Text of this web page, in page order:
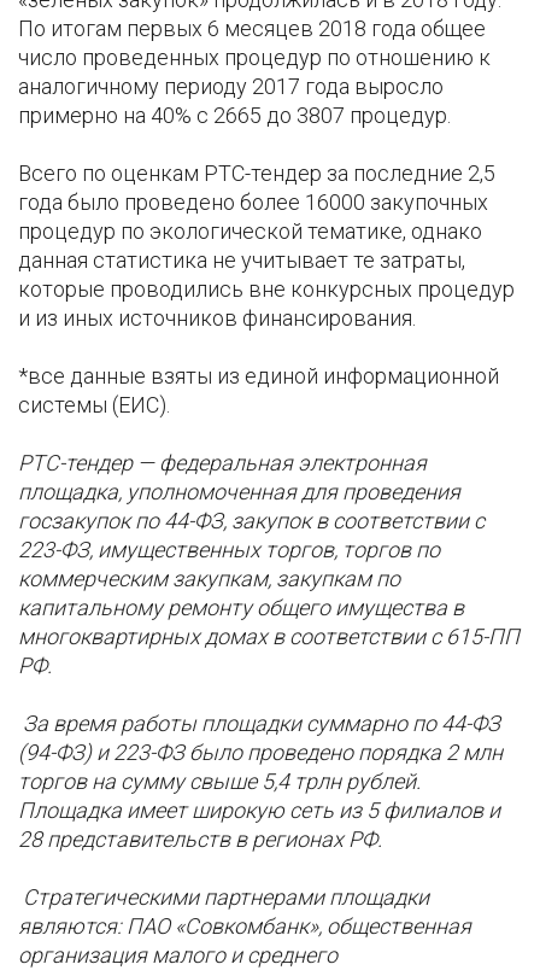
По итогам первых 6 месяцев 2018 года общее
число проведенных процедур по отношению к
аналогичному периоду 2017 года выросло
примерно на 40% c 2665 до 3807 процедур.
Всего по оценкам РТС-тендер за последние 2,5
года было проведено более 16000 закупочных
процедур по экологической тематике, однако
данная статистика не учитывает те затраты,
которые проводились вне конкурсных процедур
и из иных источников финансирования.
*все данные взяты из единой информационной
системы (ЕИС).
РТС-тендер — федеральная электронная
площадка, уполномоченная для проведения
госзакупок по 44-ФЗ, закупок в соответствии с
223-ФЗ, имущественных торгов, торгов по
коммерческим закупкам, закупкам по
капитальному ремонту общего имущества в
многоквартирных домах в соответствии с 615-ПП
РФ.
За время работы площадки суммарно по 44-ФЗ
(94-ФЗ) и 223-ФЗ было проведено порядка 2 млн
торгов на сумму свыше 5,4 трлн рублей.
Площадка имеет широкую сеть из 5 филиалов и
28 представительств в регионах РФ.
Стратегическими партнерами площадки
являются: ПАО «Совкомбанк», общественная
организация малого и среднего